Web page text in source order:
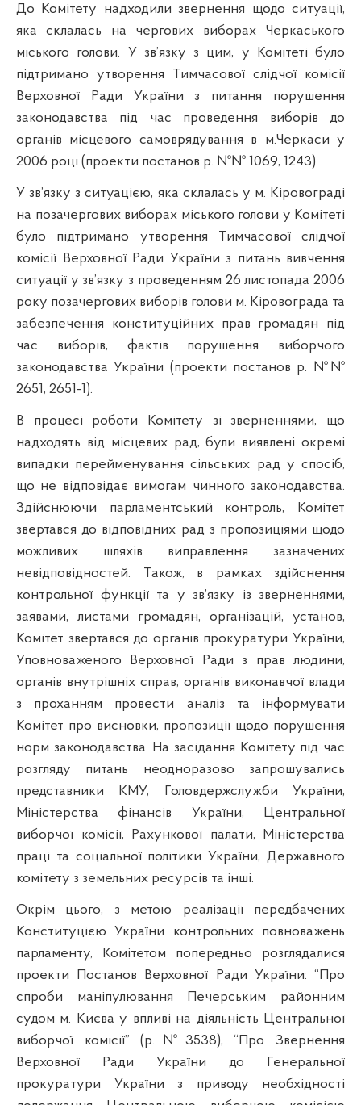
До Комітету надходили звернення щодо ситуації,
яка склалась на чергових виборах Черкаського
міського голови. У зв’язку з цим, у Комітеті було
підтримано утворення Тимчасової слідчої комісії
Верховної Ради України з питання порушення
законодавства під час проведення виборів до
органів місцевого самоврядування в м.Черкаси у
2006 році (проекти постанов р. №№ 1069, 1243).
У зв’язку з ситуацією, яка склалась у м. Кіровограді
на позачергових виборах міського голови у Комітеті
було підтримано утворення Тимчасової слідчої
комісії Верховної Ради України з питань вивчення
ситуації у зв’язку з проведенням 26 листопада 2006
року позачергових виборів голови м. Кіровограда та
забезпечення конституційних прав громадян під
час виборів, фактів порушення виборчого
законодавства України (проекти постанов р. №№
2651, 2651-1).
В процесі роботи Комітету зі зверненнями, що
надходять від місцевих рад, були виявлені окремі
випадки перейменування сільських рад у спосіб,
що не відповідає вимогам чинного законодавства.
Здійснюючи парламентський контроль, Комітет
звертався до відповідних рад з пропозиціями щодо
можливих шляхів виправлення зазначених
невідповідностей. Також, в рамках здійснення
контрольної функції та у зв’язку із зверненнями,
заявами, листами громадян, організацій, установ,
Комітет звертався до органів прокуратури України,
Уповноваженого Верховної Ради з прав людини,
органів внутрішніх справ, органів виконавчої влади
з проханням провести аналіз та інформувати
Комітет про висновки, пропозиції щодо порушення
норм законодавства. На засідання Комітету під час
розгляду питань неодноразово запрошувались
представники КМУ, Головдержслужби України,
Міністерства фінансів України, Центральної
виборчої комісії, Рахункової палати, Міністерства
праці та соціальної політики України, Державного
комітету з земельних ресурсів та інші.
Окрім цього, з метою реалізації передбачених
Конституцією України контрольних повноважень
парламенту, Комітетом попередньо розглядалися
проекти Постанов Верховної Ради України: “Про
спроби маніпулювання Печерським районним
судом м. Києва у впливі на діяльність Центральної
виборчої комісії” (р.№3538), “Про Звернення
Верховної Ради України до Генеральної
прокуратури України з приводу необхідності